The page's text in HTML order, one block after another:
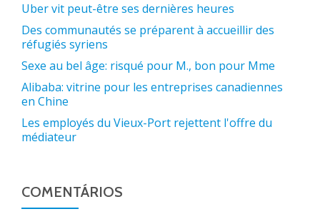
Uber vit peut-être ses dernières heures
Des communautés se préparent à accueillir des
réfugiés syriens
Sexe au bel âge: risqué pour M., bon pour Mme
Alibaba: vitrine pour les entreprises canadiennes
en Chine
Les employés du Vieux-Port rejettent l'offre du
médiateur
COMENTÁRIOS